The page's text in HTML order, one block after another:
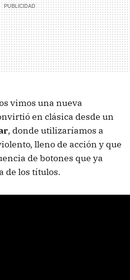
vimos una nueva
en clásica desde un
, donde utilizaríamos a
lleno de acción y que
de botones que ya
de los títulos.